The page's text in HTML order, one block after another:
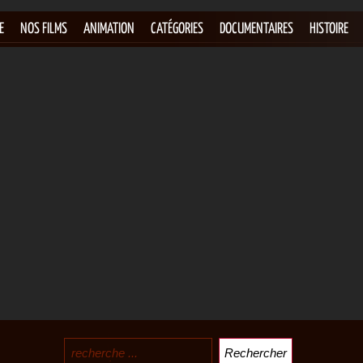
NOS FILMS ANIMATION CATÉGORIES DOCUMENTAIRES HISTOIRE